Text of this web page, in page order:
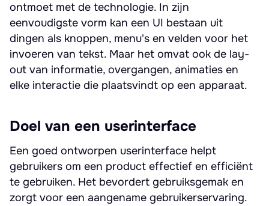
ontmoet met de technologie. In zijn
eenvoudigste vorm kan een UI bestaan uit
dingen als knoppen, menu's en velden voor het
invoeren van tekst. Maar het omvat ook de lay-
out van informatie, overgangen, animaties en
elke interactie die plaatsvindt op een apparaat.
Doel van een userinterface
Een goed ontworpen userinterface helpt
gebruikers om een product effectief en efficiënt
te gebruiken. Het bevordert gebruiksgemak en
zorgt voor een aangename gebruikerservaring.